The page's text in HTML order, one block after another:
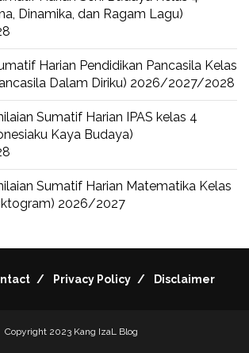
Dinamika, dan Ragam Lagu)
Harian Pendidikan Pancasila Kelas
Dalam Diriku) 2026/2027/2028
Sumatif Harian IPAS kelas 4
Kaya Budaya)
Sumatif Harian Matematika Kelas
2026/2027
Privacy Policy Disclaimer
Copyright 2023 Kang IzaL Blog